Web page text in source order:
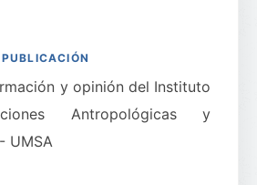
y opinión del Instituto
Antropológicas y
UMSA